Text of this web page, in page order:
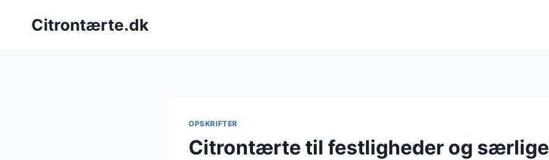
Citrontærte.dk
OPSKRIFTER
Citrontærte til festligheder og særlige